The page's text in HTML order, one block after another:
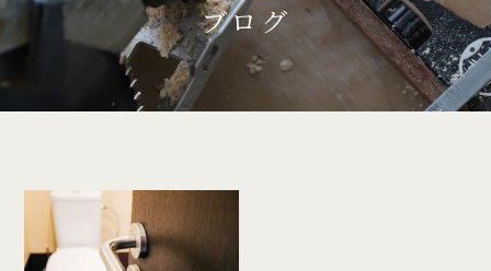
ブログ